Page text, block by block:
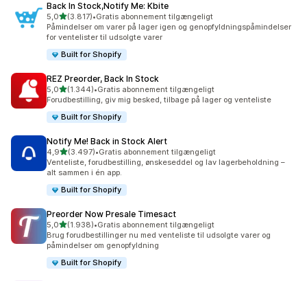
Back In Stock,Notify Me: Kbite
5,0ud af 5 stjerner
(3.817)
3817 anmeldelser i alt
•Gratis abonnement tilgængeligt
Påmindelser om varer på lager igen og genopfyldningspåmindelser
for ventelister til udsolgte varer
Built for Shopify
REZ Preorder, Back In Stock
5,0ud af 5 stjerner
(1.344)
1344 anmeldelser i alt
•Gratis abonnement tilgængeligt
Forudbestilling, giv mig besked, tilbage på lager og venteliste
Built for Shopify
Notify Me! Back in Stock Alert
4,9ud af 5 stjerner
(3.497)
3497 anmeldelser i alt
•Gratis abonnement tilgængeligt
Venteliste, forudbestilling, ønskeseddel og lav lagerbeholdning –
alt sammen i én app.
Built for Shopify
Preorder Now Presale Timesact
5,0ud af 5 stjerner
(1.938)
1938 anmeldelser i alt
•Gratis abonnement tilgængeligt
Brug forudbestillinger nu med venteliste til udsolgte varer og
påmindelser om genopfyldning
Built for Shopify